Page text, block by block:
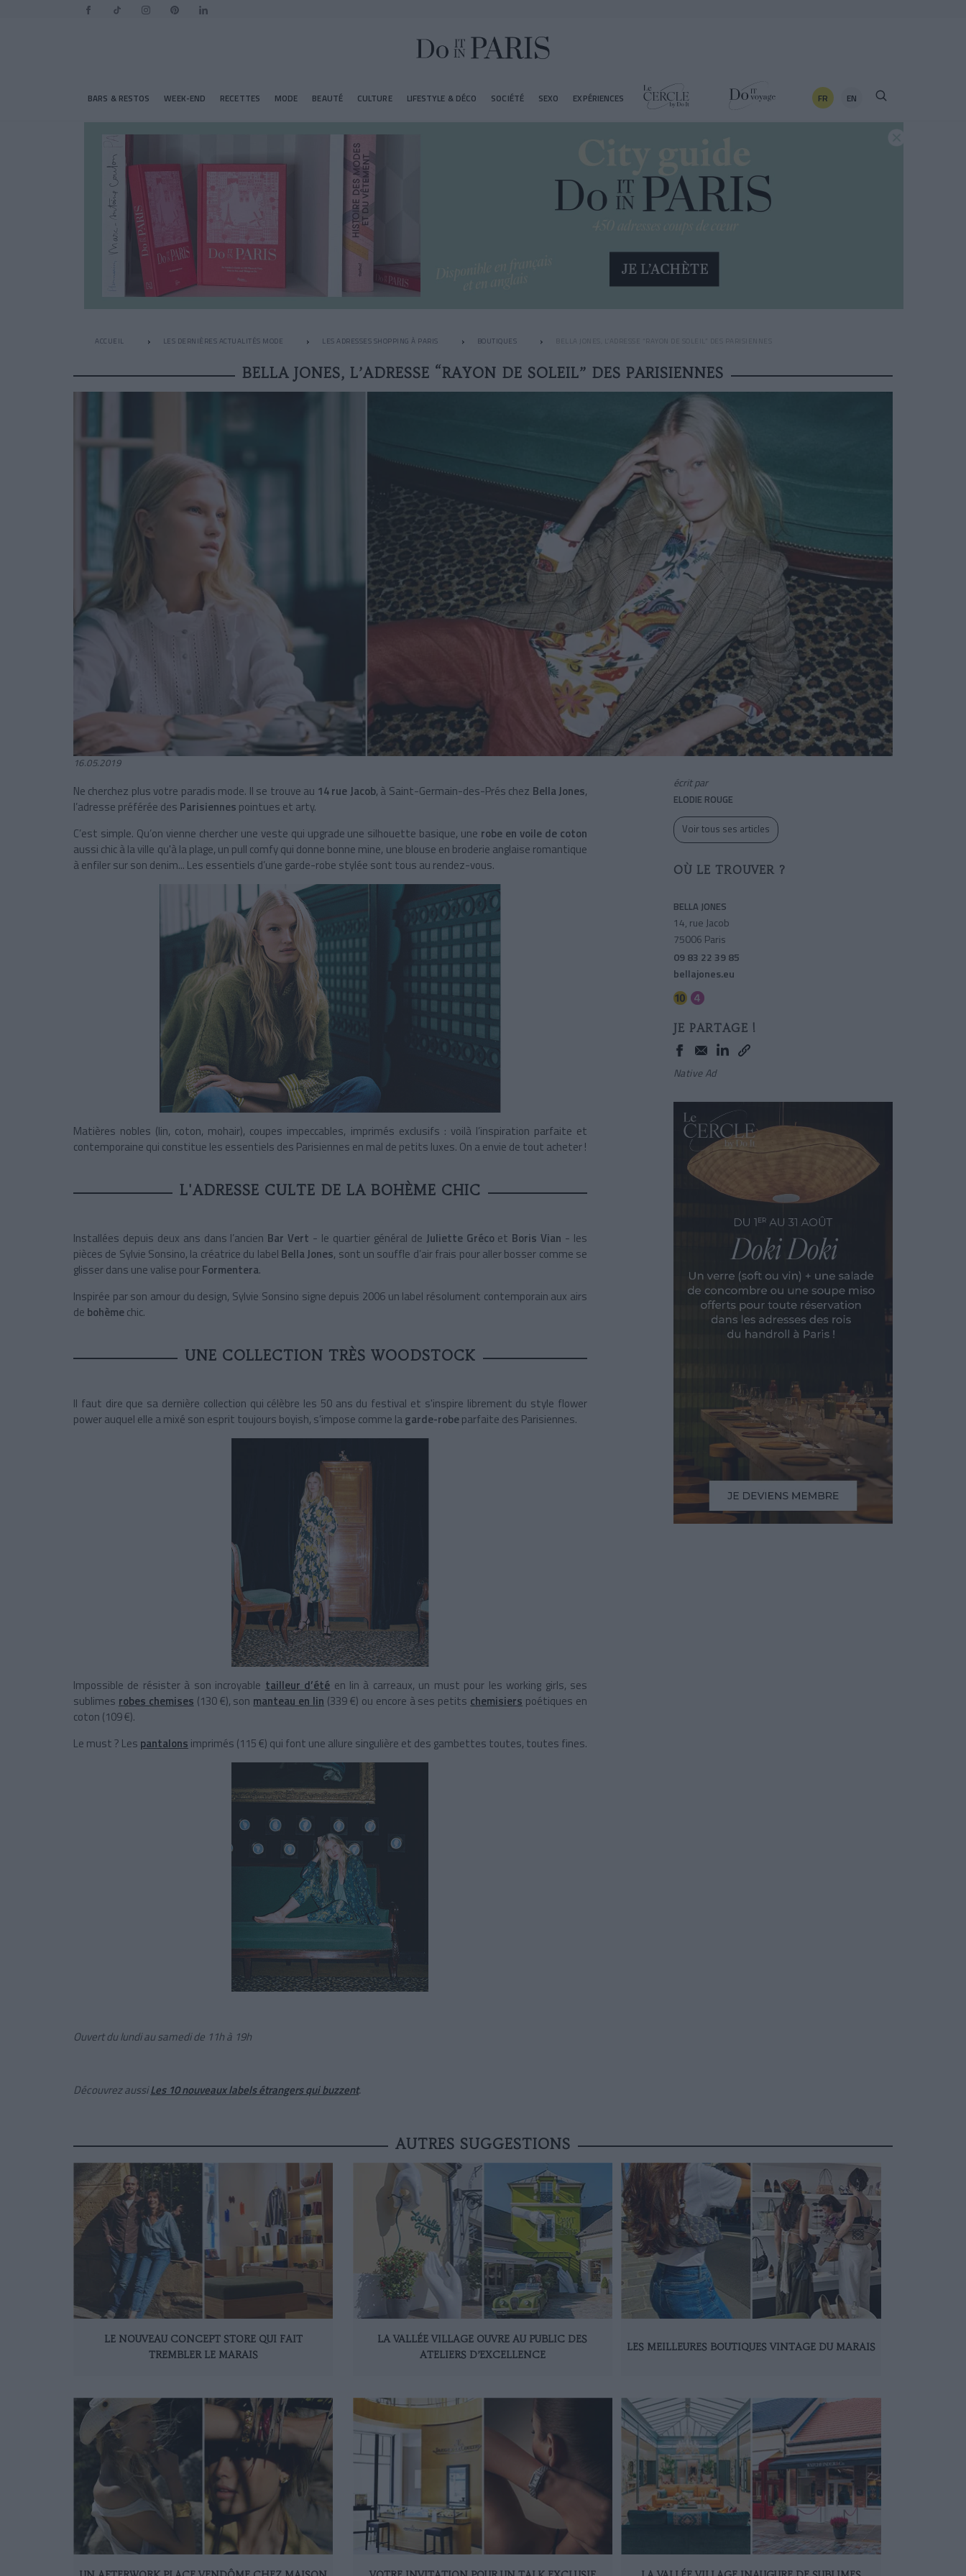
BARS & RESTOS WEEK-END RECETTES MODE BEAUTÉ CULTURE LIFESTYLE & DÉCO SOCIÉTÉ SEXO EXPÉRIENCES FR EN
ACCUEIL LES DERNIÈRES ACTUALITÉS MODE LES ADRESSES SHOPPING À PARIS BOUTIQUES BELLA JONES, L’ADRESSE “RAYON DE SOLEIL” DES PARISIENNES
BELLA JONES, L’ADRESSE “RAYON DE SOLEIL” DES PARISIENNES
16.05.2019
Ne cherchez plus votre paradis mode. Il se trouve au 14 rue Jacob, à Saint-Germain-des-Prés chez Bella Jones,
l’adresse préférée des Parisiennes pointues et arty.
C’est simple. Qu’on vienne chercher une veste qui upgrade une silhouette basique, une robe en voile de coton
aussi chic à la ville qu'à la plage, un pull comfy qui donne bonne mine, une blouse en broderie anglaise romantique
à enfiler sur son denim... Les essentiels d’une garde-robe stylée sont tous au rendez-vous.
Matières nobles (lin, coton, mohair), coupes impeccables, imprimés exclusifs : voilà l’inspiration parfaite et
contemporaine qui constitue les essentiels des Parisiennes en mal de petits luxes. On a envie de tout acheter !
L'ADRESSE CULTE DE LA BOHÈME CHIC
Installées depuis deux ans dans l’ancien Bar Vert - le quartier général de Juliette Grécoet Boris Vian - les
pièces de Sylvie Sonsino, la créatrice du label Bella Jones, sont un souffle d’air frais pour aller bosser comme se
glisser dans une valise pourFormentera.
Inspirée par son amour du design, Sylvie Sonsino signe depuis 2006 un label résolument contemporain aux airs
de bohèmechic.
UNE COLLECTION TRÈS WOODSTOCK
Il faut dire que sa dernière collection qui célèbre les 50 ans du festival et s'inspire librement du style flower
power auquel elle a mixé son esprit toujours boyish, s’impose comme lagarde-robeparfaite des Parisiennes.
Impossible de résister à son incroyable tailleur d’été en lin à carreaux, un must pour les working girls, ses
sublimes robes chemises (130 €), son manteau en lin (339 €) ou encore à ses petits chemisiers poétiques en
coton (109 €).
Le must ? Les pantalons imprimés (115 €) qui font une allure singulière et des gambettes toutes, toutes fines.
Ouvert du lundi au samedi de 11h à 19h
Découvrez aussiLes 10 nouveaux labels étrangers qui buzzent.
écrit par
ELODIE ROUGE
Voir tous ses articles
OÙ LE TROUVER ?
BELLA JONES
14, rue Jacob
75006 Paris
09 83 22 39 85
bellajones.eu
JE PARTAGE !
Native Ad
AUTRES SUGGESTIONS
LE NOUVEAU CONCEPT STORE QUI FAIT
TREMBLER LE MARAIS
LA VALLÉE VILLAGE OUVRE AU PUBLIC DES
ATELIERS D’EXCELLENCE
LES MEILLEURES BOUTIQUES VINTAGE DU MARAIS